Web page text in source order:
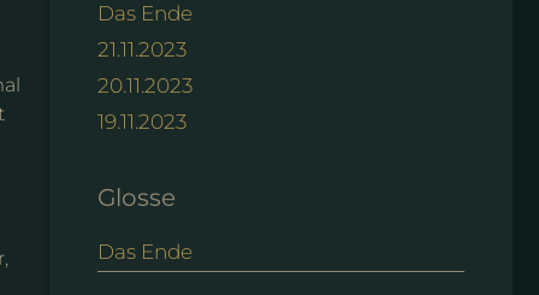
Das Ende
21.11.2023
20.11.2023
19.11.2023
Glosse
Das Ende